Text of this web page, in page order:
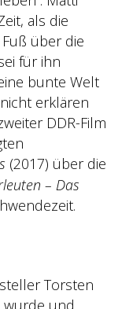
als die
über die
für ihn
bunte Welt
erklären
DDR-Film
(2017) über die
– Das
Torsten
und